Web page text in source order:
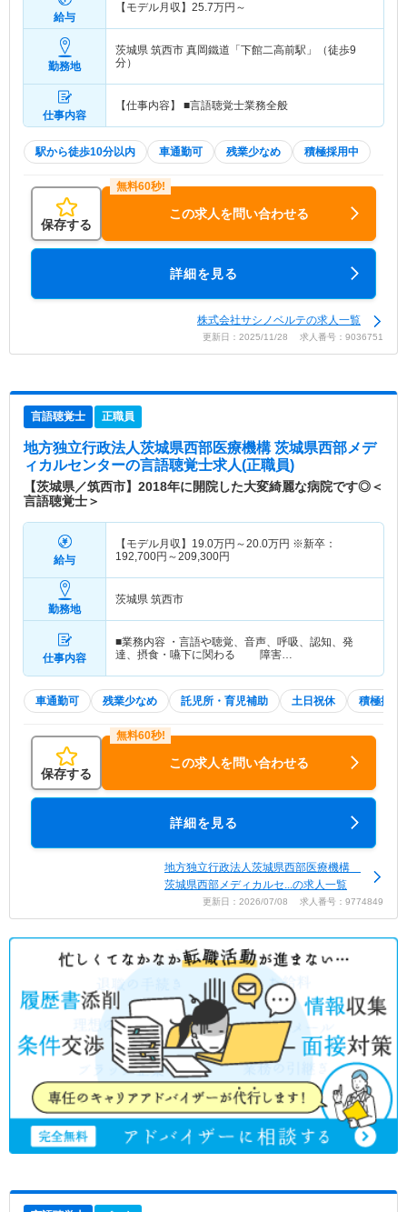
給与
【モデル月収】 25.7万円～
勤務地
茨城県 筑西市 真岡鐵道「下館二高前駅」（徒歩9
分）
仕事内容
【仕事内容】 ■言語聴覚士業務全般
駅から徒歩10分以内 車通勤可 残業少なめ 積極採用中
保存する
この求人を問い合わせる
詳細を見る
株式会社サシノベルテの求人一覧
更新日：2025/11/28 求人番号：9036751
言語聴覚士 正職員
地方独立行政法人茨城県西部医療機構 茨城県西部メデ
ィカルセンターの言語聴覚士求人(正職員)
【茨城県／筑西市】2018年に開院した大変綺麗な病院です◎＜
言語聴覚士＞
給与
【モデル月収】 19.0万円～20.0万円 ※新卒：
192,700円～209,300円
勤務地
茨城県 筑西市
仕事内容
■業務内容 ・言語や聴覚、音声、呼吸、認知、発
達、摂食・嚥下に関わる 障害…
車通勤可 残業少なめ 託児所・育児補助 土日祝休 積極採用
保存する
この求人を問い合わせる
詳細を見る
地方独立行政法人茨城県西部医療機構
茨城県西部メディカルセ...の求人一覧
更新日：2026/07/08 求人番号：9774849